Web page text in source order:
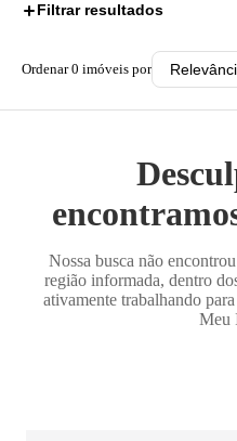
Filtrar resultados
Ordenar0 imóveis por
Nossa busca não
região informada, dentro
ativamente trabalhando
Meu